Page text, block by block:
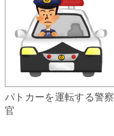
パトカーを運転する警察
官